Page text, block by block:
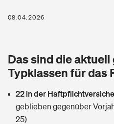
Zur Übersicht
Tools
Wer versichert was: Jetzt
Glasversicherung
Mietkautionsversicherung
Kinderunfall­ver­si­che­rung
Kinderinvalidität
Private Krankenversicherung
Dread-Disease-Versicherung
Tierkrankenversicherung
Zur Übersicht
08.04.2026
Das sind die
Typklassen für das
22 in der
geblieben gegenüber
25)